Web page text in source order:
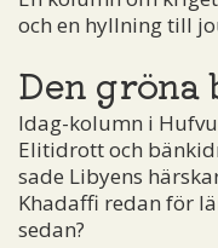
och en hyllning till
Den gröna
Idag-kolumn i
Elitidrott och
sade Libyens
Khadaffi redan för
sedan?